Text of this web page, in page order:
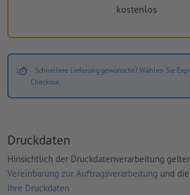
kostenlos
Schnellere Lieferung gewünscht? Wählen Sie
Checkout.
Druckdaten
Hinsichtlich der Druckdatenverarbeitung
Vereinbarung zur Auftragsverarbeitung und die
Ihre Druckdaten